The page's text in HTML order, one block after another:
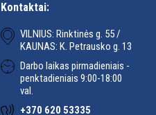
Kontaktai:
VILNIUS: Rinktinės g. 55 /
KAUNAS: K. Petrausko g. 13
Darbo laikas pirmadieniais -
penktadieniais 9:00-18:00
val.
+370 620 53335